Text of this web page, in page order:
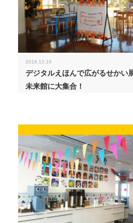
2016.12.16
デジタルえほんで広がるせか
未来館に大集合！